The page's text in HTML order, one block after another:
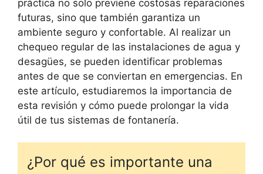
práctica no solo previene costosas reparaciones
futuras, sino que también garantiza un
ambiente seguro y confortable. Al realizar un
chequeo regular de las instalaciones de agua y
desagües, se pueden identificar problemas
antes de que se conviertan en emergencias. En
este artículo, estudiaremos la importancia de
esta revisión y cómo puede prolongar la vida
útil de tus sistemas de fontanería.
¿Por qué es importante una